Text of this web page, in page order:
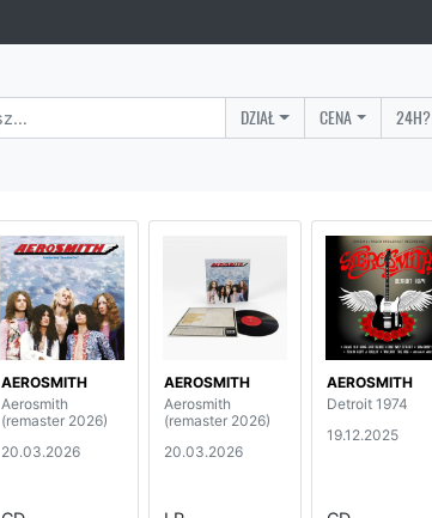
DZIAŁ CENA 24H?
AEROSMITH
Aerosmith
(remaster 2026)
20.03.2026
AEROSMITH
Aerosmith
(remaster 2026)
20.03.2026
AEROSMITH
Detroit 1974
19.12.2025